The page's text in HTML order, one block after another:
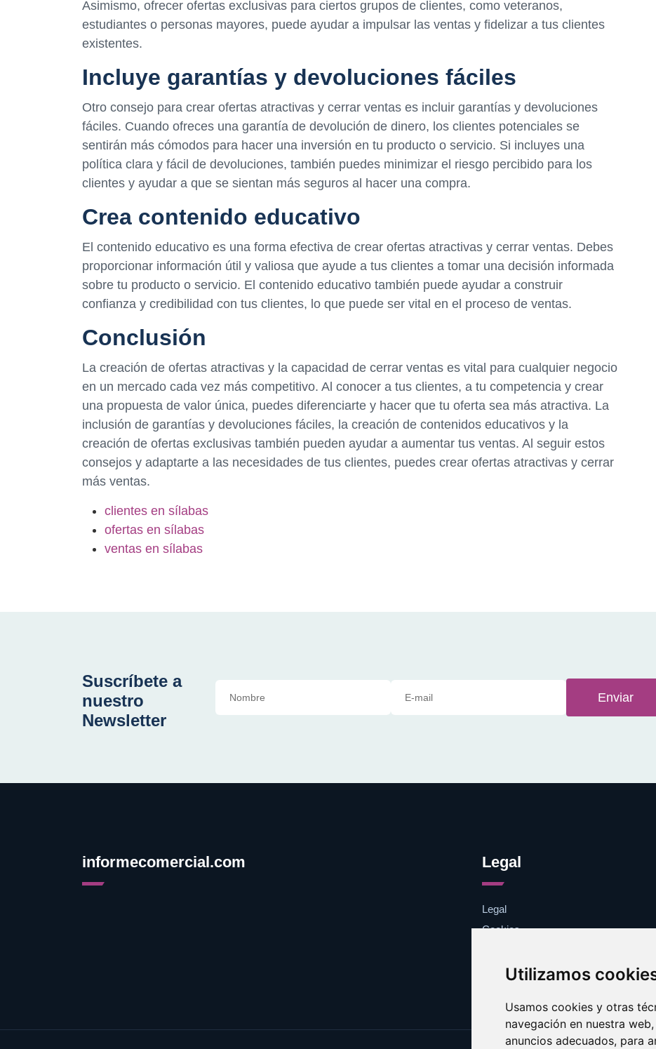
Utilizamos
Usamos cookies y otras
navegación en nuestra
anuncios adecuados, para
Asimismo, ofrecer ofertas exclusivas para ciertos grupos de clientes, como veteranos,
estudiantes o personas mayores, puede ayudar a impulsar las ventas y fidelizar a tus clientes
existentes.
Incluye garantías y devoluciones fáciles
Otro consejo para crear ofertas atractivas y cerrar ventas es incluir garantías y devoluciones
fáciles. Cuando ofreces una garantía de devolución de dinero, los clientes potenciales se
sentirán más cómodos para hacer una inversión en tu producto o servicio. Si incluyes una
política clara y fácil de devoluciones, también puedes minimizar el riesgo percibido para los
clientes y ayudar a que se sientan más seguros al hacer una compra.
Crea contenido educativo
El contenido educativo es una forma efectiva de crear ofertas atractivas y cerrar ventas. Debes
proporcionar información útil y valiosa que ayude a tus clientes a tomar una decisión informada
sobre tu producto o servicio. El contenido educativo también puede ayudar a construir
confianza y credibilidad con tus clientes, lo que puede ser vital en el proceso de ventas.
Conclusión
La creación de ofertas atractivas y la capacidad de cerrar ventas es vital para cualquier negocio
en un mercado cada vez más competitivo. Al conocer a tus clientes, a tu competencia y crear
una propuesta de valor única, puedes diferenciarte y hacer que tu oferta sea más atractiva. La
inclusión de garantías y devoluciones fáciles, la creación de contenidos educativos y la
creación de ofertas exclusivas también pueden ayudar a aumentar tus ventas. Al seguir estos
consejos y adaptarte a las necesidades de tus clientes, puedes crear ofertas atractivas y cerrar
más ventas.
clientes en sílabas
ofertas en sílabas
ventas en sílabas
Suscríbete a
nuestro
Newsletter
Enviar
informecomercial.com Legal
Legal
Cookies